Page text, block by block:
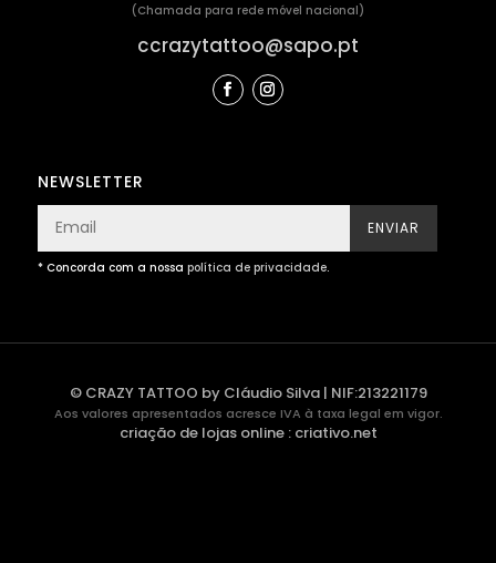
(Chamada para rede móvel nacional)
ccrazytattoo@sapo.pt
NEWSLETTER
ENVIAR
* Concorda com a nossa política de privacidade.
© CRAZY TATTOO by Cláudio Silva | NIF:213221179
Aos valores apresentados acresce IVA à taxa legal em vigor.
criação de lojas online: criativo.net